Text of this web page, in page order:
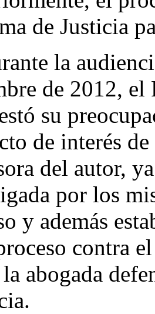
de Justicia
la
de 2012, el
su
de interés de
del autor,
por los
y además
contra
abogada